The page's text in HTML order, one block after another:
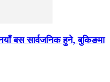
बस सार्वजनिक हुने, बुकिङमा